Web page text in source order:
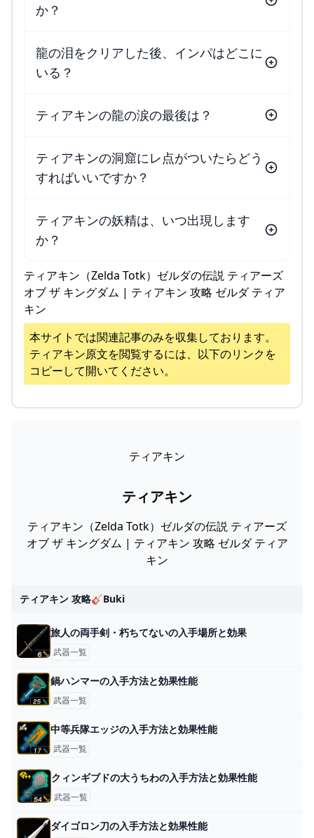
か？
龍の泪をクリアした後、インパはどこに
いる？
ティアキンの龍の涙の最後は？
ティアキンの洞窟にレ点がついたらどう
すればいいですか？
ティアキンの妖精は、いつ出現します
か？
ティアキン（Zelda Totk）ゼルダの伝説 ティアーズ
オブ ザ キングダム | ティアキン 攻略 ゼルダ ティア
キン
本サイトでは関連記事のみを収集しております。
ティアキン原文を閲覧するには、以下のリンクを
コピーして開いてください。
ティアキン
ティアキン
ティアキン（Zelda Totk）ゼルダの伝説 ティアーズ
オブ ザ キングダム | ティアキン 攻略 ゼルダ ティア
キン
ティアキン 攻略🎸buki
旅人の両手剣・朽ちてないの入手場所と効果
武器一覧
鍋ハンマーの入手方法と効果性能
武器一覧
中等兵隊エッジの入手方法と効果性能
武器一覧
クィンギブドの大うちわの入手方法と効果性能
武器一覧
ダイゴロン刀の入手方法と効果性能